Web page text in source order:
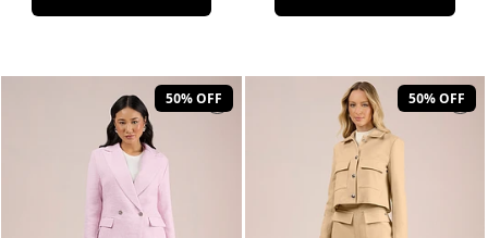
50% OFF 50% OFF